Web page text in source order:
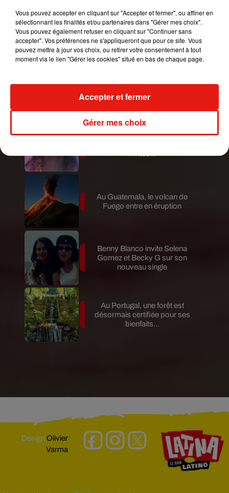
Guatemala : l'éruption du volcan
de Fuego est terminée
Le fourmilier géant fait son retour
en Argentine, et en pleine...
Karol G dévoile la tracklist de
Au Guatemala, le volcan de
Fuego entre en éruption
Benny Blanco invite Selena
Gomez et Becky G sur son
nouveau single
Au Portugal, une forêt est
désormais certifiée pour ses
bienfaits...
DesignOlivier
Varma
Vous pouvez accepter en cliquant sur "Accepter et fermer", ou affiner en
sélectionnant les finalités et/ou partenaires dans "Gérer mes choix".
Vous pouvez également refuser en cliquant sur "Continuer sans
accepter". Vos préférences ne s'appliqueront que pour ce site. Vous
pouvez mettre à jour vos choix, ou retirer votre consentement à tout
moment via le lien "Gérer les cookies" situé en bas de chaque page.
Gérer mes choix
Accepter et fermer